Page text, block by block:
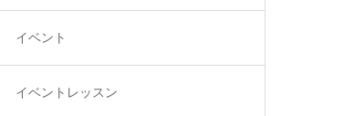
イベント
イベントレッスン